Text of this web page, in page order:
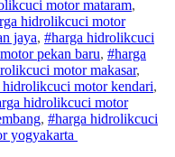
cuci motormataram,
hidrolikcuci motor
jaya, #harga hidrolikcuci
motorpekan baru, #harga
cuci motormakasar,
hidrolikcuci motorkendari,
hidrolikcuci motor
, #harga hidrolikcuci
yogyakarta